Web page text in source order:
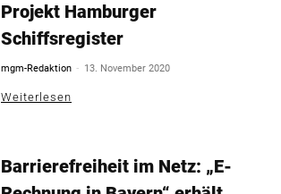
Projekt Hamburger
Schiffsregister
mgm-Redaktion - 13. November 2020
Weiterlesen
Barrierefreiheit im Netz: „E-